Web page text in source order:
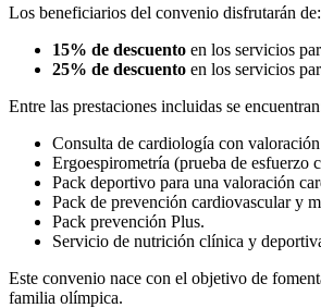
Los beneficiarios del convenio disfrutarán de:
15% de descuento en los servicios
25% de descuento en los servicios
Entre las prestaciones incluidas se
Consulta de cardiología con
Ergoespirometría (prueba de esfuerzo
Pack deportivo para una valoración
Pack de prevención cardiovascular y
Pack prevención Plus.
Servicio de nutrición clínica y
Este convenio nace con el objetivo de
familia olímpica.